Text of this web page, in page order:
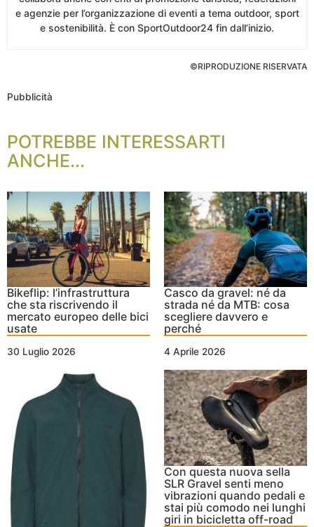
e agenzie per l’organizzazione di eventi a tema outdoor, sport
e sostenibilità. È con SportOutdoor24 fin dall’inizio.
©RIPRODUZIONE RISERVATA
Pubblicità
POTREBBE INTERESSARTI
ANCHE...
Bikeflip: l’infrastruttura
che sta riscrivendo il
mercato europeo delle bici
usate
30 Luglio 2026
Casco da gravel: né da
strada né da MTB: cosa
scegliere davvero e
perché
4 Aprile 2026
Con questa nuova sella
SLR Gravel senti meno
vibrazioni quando pedali e
stai più comodo nei lunghi
giri in bicicletta off-road